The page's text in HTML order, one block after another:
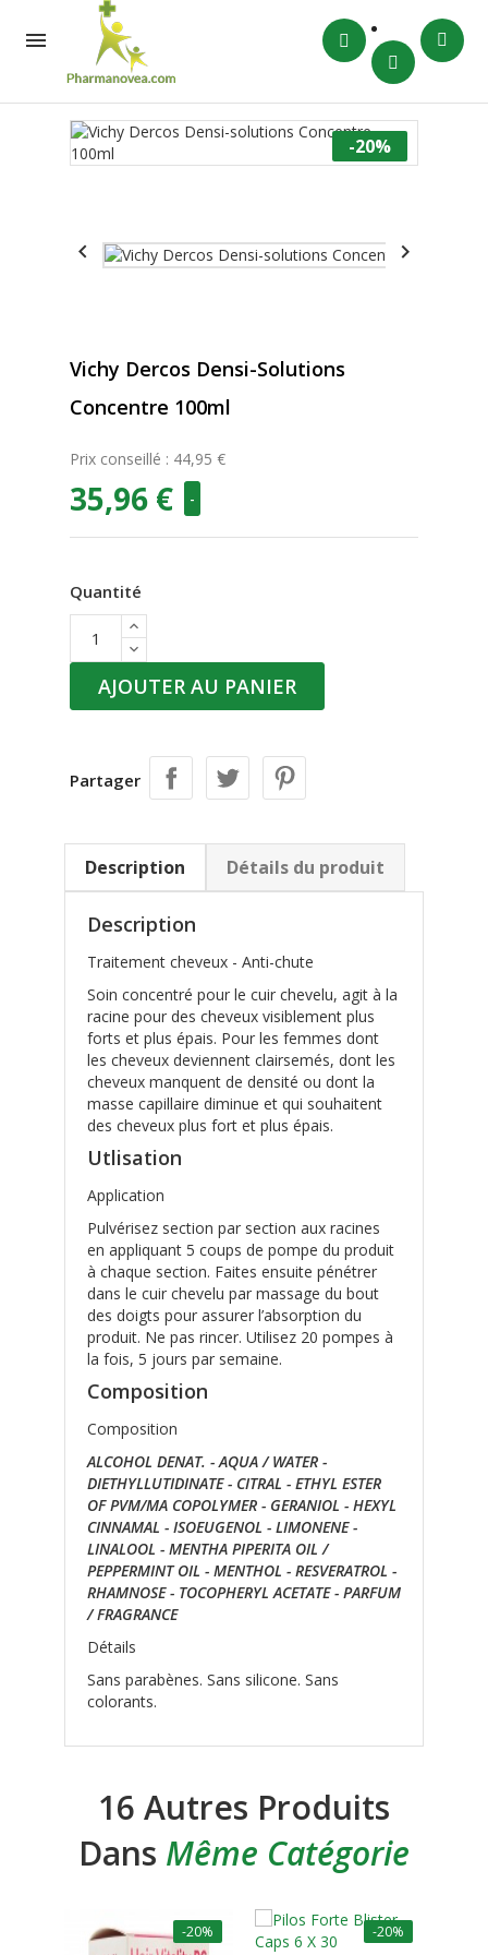

-20%
 
Vichy Dercos Densi-Solutions
Concentre 100ml
Prix conseillé : 44,95 €
35,96 € -
Quantité
AJOUTER AU PANIER
Partager
Description Détails du produit
Description
Traitement cheveux - Anti-chute
Soin concentré pour le cuir chevelu, agit à la
racine pour des cheveux visiblement plus
forts et plus épais. Pour les femmes dont
les cheveux deviennent clairsemés, dont les
cheveux manquent de densité ou dont la
masse capillaire diminue et qui souhaitent
des cheveux plus fort et plus épais.
Utlisation
Application
Pulvérisez section par section aux racines
en appliquant 5 coups de pompe du produit
à chaque section. Faites ensuite pénétrer
dans le cuir chevelu par massage du bout
des doigts pour assurer l’absorption du
produit. Ne pas rincer. Utilisez 20 pompes à
la fois, 5 jours par semaine.
Composition
Composition
ALCOHOL DENAT. - AQUA / WATER -
DIETHYLLUTIDINATE - CITRAL - ETHYL ESTER
OF PVM/MA COPOLYMER - GERANIOL - HEXYL
CINNAMAL - ISOEUGENOL - LIMONENE -
LINALOOL - MENTHA PIPERITA OIL /
PEPPERMINT OIL - MENTHOL - RESVERATROL -
RHAMNOSE - TOCOPHERYL ACETATE - PARFUM
/ FRAGRANCE
Détails
Sans parabènes. Sans silicone. Sans
colorants.
16 Autres Produits
Dans Même Catégorie
-20% -20%